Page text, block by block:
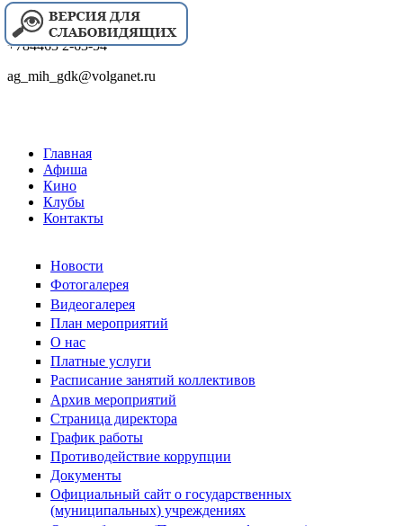
+784463 2-63-54
ag_mih_gdk@volganet.ru
Главная
Афиша
Кино
Клубы
Контакты
Новости
Фотогалерея
Видеогалерея
План мероприятий
О нас
Платные услуги
Расписание занятий коллективов
Архив мероприятий
Страница директора
График работы
Противодействие коррупции
Документы
Официальный сайт о государственных
(муниципальных) учреждениях